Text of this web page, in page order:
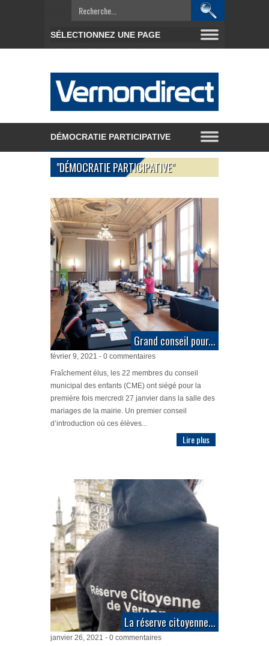
"DÉMOCRATIE PARTICIPATIVE"
Grand conseil pour...
février 9, 2021 - 0 commentaires
Fraîchement élus, les 22 membres du conseil
municipal des enfants (CME) ont siégé pour la
première fois mercredi 27 janvier dans la salle des
mariages de la mairie. Un premier conseil
d’introduction où ces élèves...
Lire plus
La réserve citoyenne...
janvier 26, 2021 - 0 commentaires